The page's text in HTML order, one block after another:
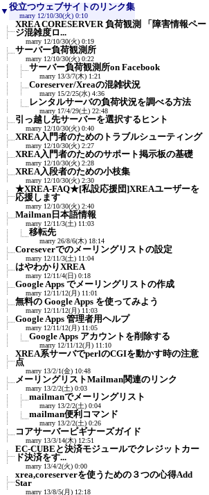
▼ 役立つウェブサイトのリンク集
marry 12/10/30(火) 0:10
XREA CORESERVER 負荷観測 「障害情報ペー
ジ混雑度ロ...
marry 12/10/30(火) 0:19
サーバー負荷観測所
marry 12/10/30(火) 0:22
サーバー負荷観測所on Facebook
marry 13/3/7(木) 1:21
Coreserver/Xreaの混雑状況
marry 15/2/25(水) 4:36
レンタルサーバの負荷状況を調べる方法
marry 17/4/29(土) 22:48
引っ越し先サーバーを選択するヒント
marry 12/10/30(火) 0:40
XREA入門者のためのトラブルシューティング
marry 12/10/30(火) 2:27
XREA入門者のためのサポート掲示板の基礎
marry 12/10/30(火) 2:28
XREA入段者のための小枝集
marry 12/10/30(火) 2:30
★XREA-FAQ★[私設応援団]XREAユーザーを
応援します
marry 12/10/30(火) 2:40
Mailman日本語情報
marry 12/11/3(土) 11:03
移転先
marry 26/8/6(木) 18:14
Coreseverでのメーリングリストの設定
marry 12/11/3(土) 11:04
はやわかりXREA
marry 12/11/4(日) 0:18
Google Apps でメーリングリストの作成
marry 12/11/12(月) 11:01
無料の Google Apps を使ってみよう
marry 12/11/12(月) 11:03
Google Apps 管理者用ヘルプ
marry 12/11/12(月) 11:05
Google Apps アカウントを削除する
marry 12/11/12(月) 11:10
XREA系サーバでperlのCGIを動かす時の注意
点
marry 13/2/1(金) 10:48
メーリングリストMailman関連のリンク
marry 13/2/2(土) 0:03
mailmanでメーリングリスト
marry 13/2/2(土) 0:04
mailman便利コマンド
marry 13/2/2(土) 0:26
コアサーバービギナーズガイド
marry 13/3/14(木) 12:51
EC-CUBEと決済モジュールでクレジットカー
ド決済をす...
marry 13/4/2(火) 0:00
xrea,coreserverを使うための３つの心得Add
Star
marry 13/8/5(月) 12:18